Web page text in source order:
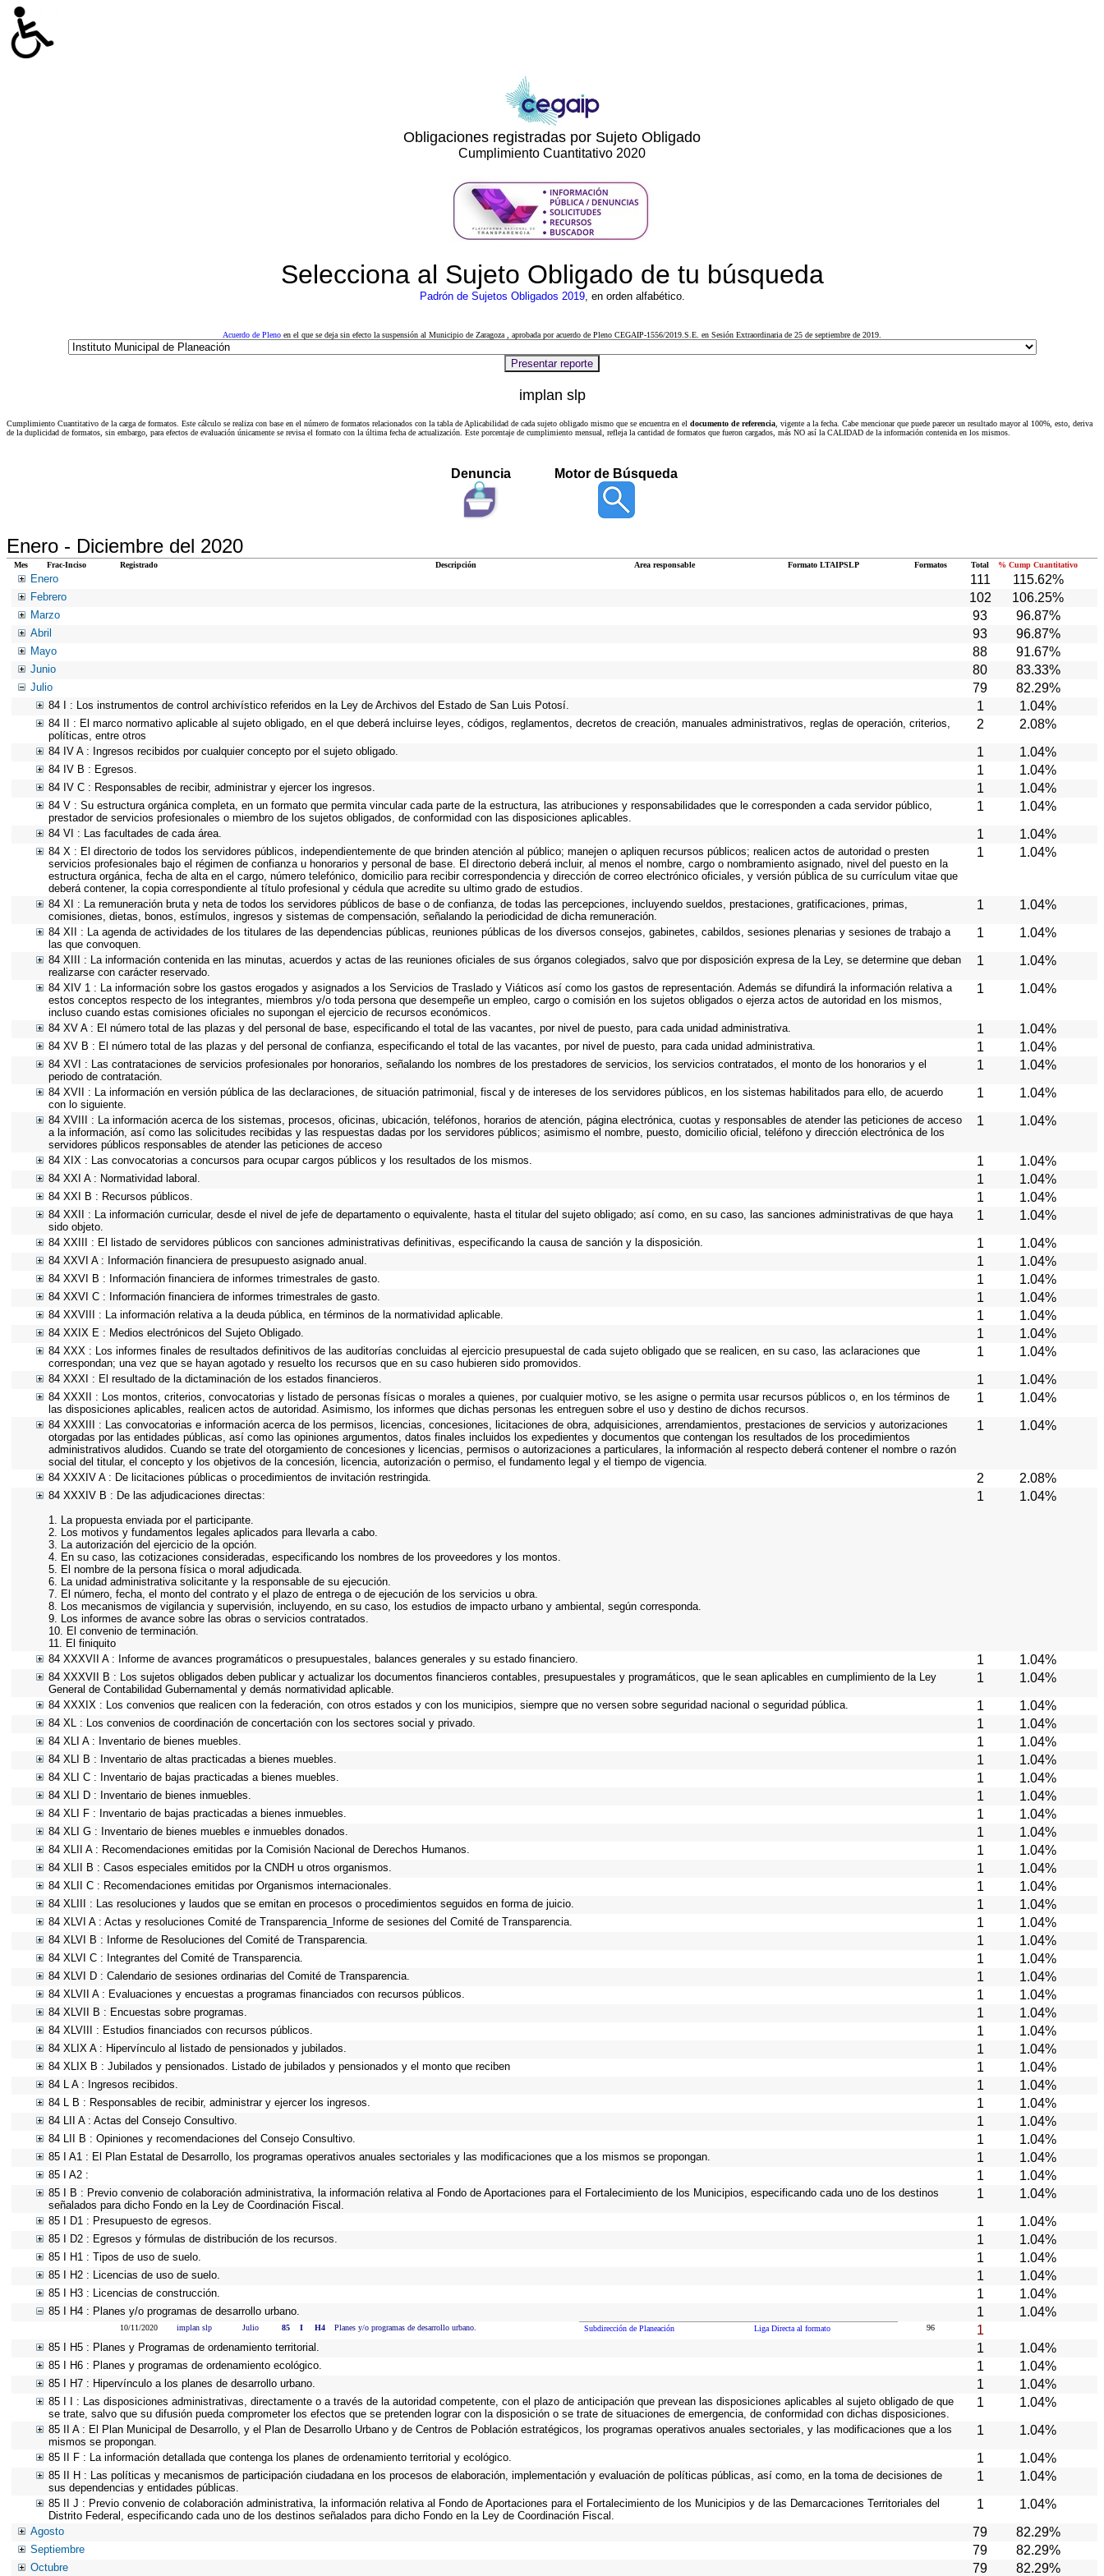
Obligaciones registradas por Sujeto Obligado
Cumplimiento Cuantitativo 2020
Selecciona al Sujeto Obligado de tu búsqueda
Padrón de Sujetos Obligados 2019, en orden alfabético.
Acuerdo de Pleno en el que se deja sin efecto la suspensión al Municipio de Zaragoza , aprobada por acuerdo de Pleno CEGAIP-1556/2019.S.E. en Sesión Extraordinaria de 25 de septiembre de 2019.
implan slp
Cumplimiento Cuantitativo de la carga de formatos. Este cálculo se realiza con base en el número de formatos relacionados con la tabla de Aplicabilidad de cada sujeto obligado mismo que se encuentra en el documento de referencia , vigente a la fecha. Cabe mencionar que puede parecer un resultado mayor al 100%, esto, deriva
de la duplicidad de formatos, sin embargo, para efectos de evaluación únicamente se revisa el formato con la última fecha de actualización. Este porcentaje de cumplimiento mensual, refleja la cantidad de formatos que fueron cargados, más NO así la CALIDAD de la información contenida en los mismos.
Denuncia Motor de Búsqueda
Enero - Diciembre del 2020
Mes Frac-Inciso Registrado Descripción Area responsable Formato LTAIPSLP Formatos Total % Cump Cuantitativo
Enero 111 115.62%
Febrero 102 106.25%
Marzo 93 96.87%
Abril 93 96.87%
Mayo 88 91.67%
Junio 80 83.33%
Julio 79 82.29%
84 I : Los instrumentos de control archivístico referidos en la Ley de Archivos del Estado de San Luis Potosí. 1 1.04%
84 II : El marco normativo aplicable al sujeto obligado, en el que deberá incluirse leyes, códigos, reglamentos, decretos de creación, manuales administrativos, reglas de operación, criterios,
políticas, entre otros
2 2.08%
84 IV A : Ingresos recibidos por cualquier concepto por el sujeto obligado. 1 1.04%
84 IV B : Egresos. 1 1.04%
84 IV C : Responsables de recibir, administrar y ejercer los ingresos. 1 1.04%
84 V : Su estructura orgánica completa, en un formato que permita vincular cada parte de la estructura, las atribuciones y responsabilidades que le corresponden a cada servidor público,
prestador de servicios profesionales o miembro de los sujetos obligados, de conformidad con las disposiciones aplicables.
1 1.04%
84 VI : Las facultades de cada área. 1 1.04%
84 X : El directorio de todos los servidores públicos, independientemente de que brinden atención al público; manejen o apliquen recursos públicos; realicen actos de autoridad o presten
servicios profesionales bajo el régimen de confianza u honorarios y personal de base. El directorio deberá incluir, al menos el nombre, cargo o nombramiento asignado, nivel del puesto en la
estructura orgánica, fecha de alta en el cargo, número telefónico, domicilio para recibir correspondencia y dirección de correo electrónico oficiales, y versión pública de su currículum vitae que
deberá contener, la copia correspondiente al título profesional y cédula que acredite su ultimo grado de estudios.
1 1.04%
84 XI : La remuneración bruta y neta de todos los servidores públicos de base o de confianza, de todas las percepciones, incluyendo sueldos, prestaciones, gratificaciones, primas,
comisiones, dietas, bonos, estímulos, ingresos y sistemas de compensación, señalando la periodicidad de dicha remuneración.
1 1.04%
84 XII : La agenda de actividades de los titulares de las dependencias públicas, reuniones públicas de los diversos consejos, gabinetes, cabildos, sesiones plenarias y sesiones de trabajo a
las que convoquen.
1 1.04%
84 XIII : La información contenida en las minutas, acuerdos y actas de las reuniones oficiales de sus órganos colegiados, salvo que por disposición expresa de la Ley, se determine que deban
realizarse con carácter reservado.
1 1.04%
84 XIV 1 : La información sobre los gastos erogados y asignados a los Servicios de Traslado y Viáticos así como los gastos de representación. Además se difundirá la información relativa a
estos conceptos respecto de los integrantes, miembros y/o toda persona que desempeñe un empleo, cargo o comisión en los sujetos obligados o ejerza actos de autoridad en los mismos,
incluso cuando estas comisiones oficiales no supongan el ejercicio de recursos económicos.
1 1.04%
84 XV A : El número total de las plazas y del personal de base, especificando el total de las vacantes, por nivel de puesto, para cada unidad administrativa. 1 1.04%
84 XV B : El número total de las plazas y del personal de confianza, especificando el total de las vacantes, por nivel de puesto, para cada unidad administrativa. 1 1.04%
84 XVI : Las contrataciones de servicios profesionales por honorarios, señalando los nombres de los prestadores de servicios, los servicios contratados, el monto de los honorarios y el
periodo de contratación.
1 1.04%
84 XVII : La información en versión pública de las declaraciones, de situación patrimonial, fiscal y de intereses de los servidores públicos, en los sistemas habilitados para ello, de acuerdo
con lo siguiente.
1 1.04%
84 XVIII : La información acerca de los sistemas, procesos, oficinas, ubicación, teléfonos, horarios de atención, página electrónica, cuotas y responsables de atender las peticiones de acceso
a la información, así como las solicitudes recibidas y las respuestas dadas por los servidores públicos; asimismo el nombre, puesto, domicilio oficial, teléfono y dirección electrónica de los
servidores públicos responsables de atender las peticiones de acceso
1 1.04%
84 XIX : Las convocatorias a concursos para ocupar cargos públicos y los resultados de los mismos. 1 1.04%
84 XXI A : Normatividad laboral. 1 1.04%
84 XXI B : Recursos públicos. 1 1.04%
84 XXII : La información curricular, desde el nivel de jefe de departamento o equivalente, hasta el titular del sujeto obligado; así como, en su caso, las sanciones administrativas de que haya
sido objeto.
1 1.04%
84 XXIII : El listado de servidores públicos con sanciones administrativas definitivas, especificando la causa de sanción y la disposición. 1 1.04%
84 XXVI A : Información financiera de presupuesto asignado anual. 1 1.04%
84 XXVI B : Información financiera de informes trimestrales de gasto. 1 1.04%
84 XXVI C : Información financiera de informes trimestrales de gasto. 1 1.04%
84 XXVIII : La información relativa a la deuda pública, en términos de la normatividad aplicable. 1 1.04%
84 XXIX E : Medios electrónicos del Sujeto Obligado. 1 1.04%
84 XXX : Los informes finales de resultados definitivos de las auditorías concluidas al ejercicio presupuestal de cada sujeto obligado que se realicen, en su caso, las aclaraciones que
correspondan; una vez que se hayan agotado y resuelto los recursos que en su caso hubieren sido promovidos.
1 1.04%
84 XXXI : El resultado de la dictaminación de los estados financieros. 1 1.04%
84 XXXII : Los montos, criterios, convocatorias y listado de personas físicas o morales a quienes, por cualquier motivo, se les asigne o permita usar recursos públicos o, en los términos de
las disposiciones aplicables, realicen actos de autoridad. Asimismo, los informes que dichas personas les entreguen sobre el uso y destino de dichos recursos.
1 1.04%
84 XXXIII : Las convocatorias e información acerca de los permisos, licencias, concesiones, licitaciones de obra, adquisiciones, arrendamientos, prestaciones de servicios y autorizaciones
otorgadas por las entidades públicas, así como las opiniones argumentos, datos finales incluidos los expedientes y documentos que contengan los resultados de los procedimientos
administrativos aludidos. Cuando se trate del otorgamiento de concesiones y licencias, permisos o autorizaciones a particulares, la información al respecto deberá contener el nombre o razón
social del titular, el concepto y los objetivos de la concesión, licencia, autorización o permiso, el fundamento legal y el tiempo de vigencia.
1 1.04%
84 XXXIV A : De licitaciones públicas o procedimientos de invitación restringida. 2 2.08%
84 XXXIV B : De las adjudicaciones directas:
1. La propuesta enviada por el participante.
2. Los motivos y fundamentos legales aplicados para llevarla a cabo.
3. La autorización del ejercicio de la opción.
4. En su caso, las cotizaciones consideradas, especificando los nombres de los proveedores y los montos.
5. El nombre de la persona física o moral adjudicada.
6. La unidad administrativa solicitante y la responsable de su ejecución.
7. El número, fecha, el monto del contrato y el plazo de entrega o de ejecución de los servicios u obra.
8. Los mecanismos de vigilancia y supervisión, incluyendo, en su caso, los estudios de impacto urbano y ambiental, según corresponda.
9. Los informes de avance sobre las obras o servicios contratados.
10. El convenio de terminación.
11. El finiquito
1 1.04%
84 XXXVII A : Informe de avances programáticos o presupuestales, balances generales y su estado financiero. 1 1.04%
84 XXXVII B : Los sujetos obligados deben publicar y actualizar los documentos financieros contables, presupuestales y programáticos, que le sean aplicables en cumplimiento de la Ley
General de Contabilidad Gubernamental y demás normatividad aplicable.
1 1.04%
84 XXXIX : Los convenios que realicen con la federación, con otros estados y con los municipios, siempre que no versen sobre seguridad nacional o seguridad pública. 1 1.04%
84 XL : Los convenios de coordinación de concertación con los sectores social y privado. 1 1.04%
84 XLI A : Inventario de bienes muebles. 1 1.04%
84 XLI B : Inventario de altas practicadas a bienes muebles. 1 1.04%
84 XLI C : Inventario de bajas practicadas a bienes muebles. 1 1.04%
84 XLI D : Inventario de bienes inmuebles. 1 1.04%
84 XLI F : Inventario de bajas practicadas a bienes inmuebles. 1 1.04%
84 XLI G : Inventario de bienes muebles e inmuebles donados. 1 1.04%
84 XLII A : Recomendaciones emitidas por la Comisión Nacional de Derechos Humanos. 1 1.04%
84 XLII B : Casos especiales emitidos por la CNDH u otros organismos. 1 1.04%
84 XLII C : Recomendaciones emitidas por Organismos internacionales. 1 1.04%
84 XLIII : Las resoluciones y laudos que se emitan en procesos o procedimientos seguidos en forma de juicio. 1 1.04%
84 XLVI A : Actas y resoluciones Comité de Transparencia_Informe de sesiones del Comité de Transparencia. 1 1.04%
84 XLVI B : Informe de Resoluciones del Comité de Transparencia. 1 1.04%
84 XLVI C : Integrantes del Comité de Transparencia. 1 1.04%
84 XLVI D : Calendario de sesiones ordinarias del Comité de Transparencia. 1 1.04%
84 XLVII A : Evaluaciones y encuestas a programas financiados con recursos públicos. 1 1.04%
84 XLVII B : Encuestas sobre programas. 1 1.04%
84 XLVIII : Estudios financiados con recursos públicos. 1 1.04%
84 XLIX A : Hipervínculo al listado de pensionados y jubilados. 1 1.04%
84 XLIX B : Jubilados y pensionados. Listado de jubilados y pensionados y el monto que reciben 1 1.04%
84 L A : Ingresos recibidos. 1 1.04%
84 L B : Responsables de recibir, administrar y ejercer los ingresos. 1 1.04%
84 LII A : Actas del Consejo Consultivo. 1 1.04%
84 LII B : Opiniones y recomendaciones del Consejo Consultivo. 1 1.04%
85 I A1 : El Plan Estatal de Desarrollo, los programas operativos anuales sectoriales y las modificaciones que a los mismos se propongan. 1 1.04%
85 I A2 : 1 1.04%
85 I B : Previo convenio de colaboración administrativa, la información relativa al Fondo de Aportaciones para el Fortalecimiento de los Municipios, especificando cada uno de los destinos
señalados para dicho Fondo en la Ley de Coordinación Fiscal.
1 1.04%
85 I D1 : Presupuesto de egresos. 1 1.04%
85 I D2 : Egresos y fórmulas de distribución de los recursos. 1 1.04%
85 I H1 : Tipos de uso de suelo. 1 1.04%
85 I H2 : Licencias de uso de suelo. 1 1.04%
85 I H3 : Licencias de construcción. 1 1.04%
85 I H4 : Planes y/o programas de desarrollo urbano. 1 1.04%
10/11/2020 implan slp Julio 85 I H4 Planes y/o programas de desarrollo urbano. Subdirección de Planeación Liga Directa al formato 96 1
85 I H5 : Planes y Programas de ordenamiento territorial. 1 1.04%
85 I H6 : Planes y programas de ordenamiento ecológico. 1 1.04%
85 I H7 : Hipervínculo a los planes de desarrollo urbano. 1 1.04%
85 I I : Las disposiciones administrativas, directamente o a través de la autoridad competente, con el plazo de anticipación que prevean las disposiciones aplicables al sujeto obligado de que
se trate, salvo que su difusión pueda comprometer los efectos que se pretenden lograr con la disposición o se trate de situaciones de emergencia, de conformidad con dichas disposiciones.
1 1.04%
85 II A : El Plan Municipal de Desarrollo, y el Plan de Desarrollo Urbano y de Centros de Población estratégicos, los programas operativos anuales sectoriales, y las modificaciones que a los
mismos se propongan.
1 1.04%
85 II F : La información detallada que contenga los planes de ordenamiento territorial y ecológico. 1 1.04%
85 II H : Las políticas y mecanismos de participación ciudadana en los procesos de elaboración, implementación y evaluación de políticas públicas, así como, en la toma de decisiones de
sus dependencias y entidades públicas.
1 1.04%
85 II J : Previo convenio de colaboración administrativa, la información relativa al Fondo de Aportaciones para el Fortalecimiento de los Municipios y de las Demarcaciones Territoriales del
Distrito Federal, especificando cada uno de los destinos señalados para dicho Fondo en la Ley de Coordinación Fiscal.
1 1.04%
Agosto 79 82.29%
Septiembre 79 82.29%
Octubre 79 82.29%